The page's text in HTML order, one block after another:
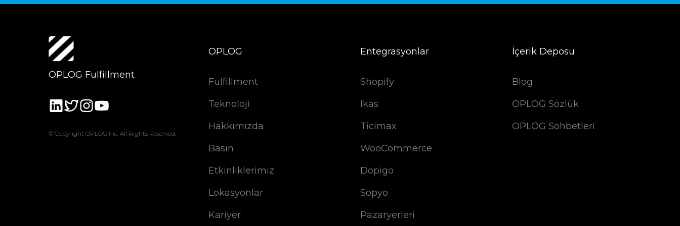
OPLOG Fulfillment
© Copyright OPLOG Inc. All Rights Reserved.
OPLOG
Fulfillment
Teknoloji
Hakkımızda
Basın
Etkinliklerimiz
Lokasyonlar
Kariyer
Entegrasyonlar
Shopify
Ikas
Ticimax
WooCommerce
Dopigo
Sopyo
Pazaryerleri
İçerik Deposu
Blog
OPLOG Sözlük
OPLOG Sohbetleri